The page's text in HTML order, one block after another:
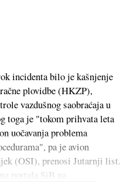
incidenta bilo je kašnjenje
plovidbe (HKZP),
vazdušnog saobraćaja u
toga je "tokom prihvata leta
uočavanja problema
pa je avion
(OSI), prenosi Jutarnji list.
portala SiB na